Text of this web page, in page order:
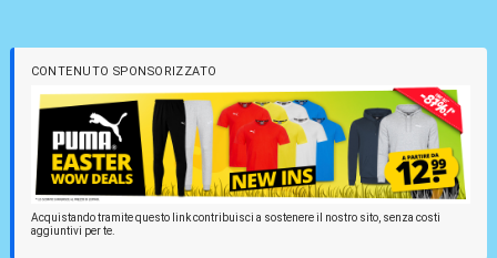
CONTENUTO SPONSORIZZATO
Acquistando tramite questo link contribuisci a sostenere il nostro sito, senza costi
aggiuntivi per te.